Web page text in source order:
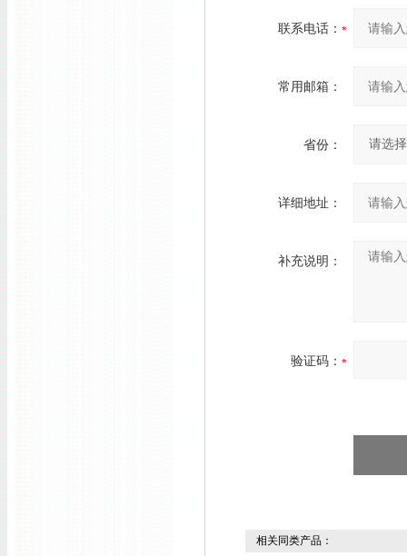
联系电话：
常用邮箱：
省份：
详细地址：
补充说明：
验证码：
相关同类产品：